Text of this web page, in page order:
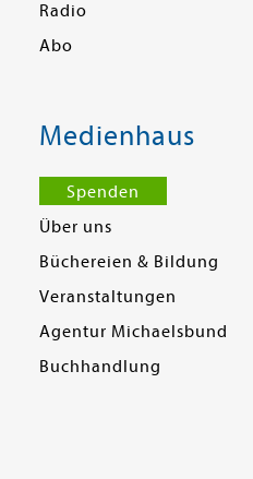
Radio
Abo
Medienhaus
Spenden
Über uns
Büchereien & Bildung
Veranstaltungen
Agentur Michaelsbund
Buchhandlung